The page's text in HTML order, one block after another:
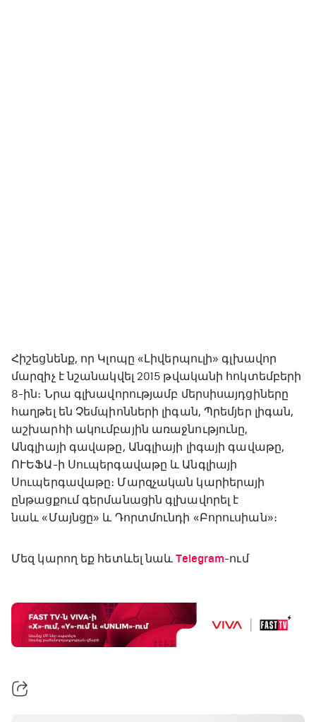
Հիշեցնենք, որ Կլոպը «Լիվերպուլի» գլխավոր
մարզիչ է նշանակվել 2015 թվականի հոկտեմբերի
8-ին։ Նրա գլխավորությամբ մերսիսայդցիները
հաղթել են Չեմպիոնների լիգան, Պրեմյեր լիգան,
աշխարհի ակումբային առաջնությունը,
Անգլիայի գավաթը, Անգլիայի լիգայի գավաթը,
ՈՒԵՖԱ-ի Սուպերգավաթը և Անգլիայի
Սուպերգավաթը։ Մարզչական կարիերայի
ընթացքում գերմանացին գլխավորել է
նաև «Մայնցը» և Դորտմունդի «Բորուսիան»։
Մեզ կարող եք հետևել նաև Telegram-ում
ԱԱ-2026, Փլեյ-օֆֆ, 1/4 եզրափակիչ.
Ֆրանսիա - Մարոկկո
ԱԱ-2026, Փլեյ-օֆֆ, 1/4 եզրափակիչ.
Իսպանիա - Բելգիա